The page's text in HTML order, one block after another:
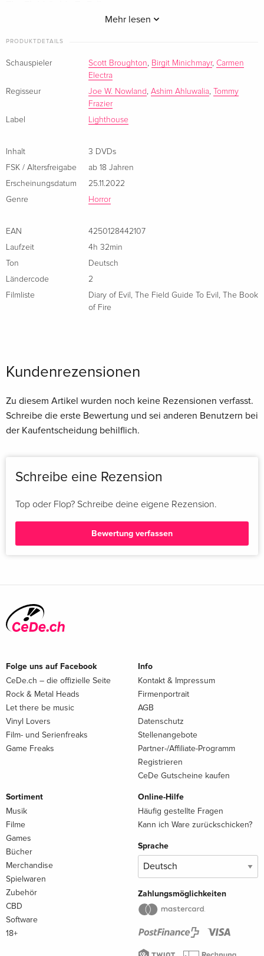
Mehr lesen
Anthologie-Horror mit acht eigenständigen
The Book of Fire
Das magische Buch des Feuers entfesselt einen gefährlichen
Fluch, der die junge Nina und ihre Welt bedroht.
PRODUKTDETAILS
Schauspieler Scott Broughton, Birgit Minichmayr, Carmen
Electra
Regisseur
Joe W. Nowland , Ashim Ahluwalia,
Tommy
Frazier
Label
Lighthouse
Inhalt
3 DVDs
FSK / Altersfreigabe
ab 18 Jahren
Erscheinungsdatum
25.11.2022
Genre
Horror
EAN
4250128442107
Laufzeit
4h 32min
Ton
Deutsch
Ländercode
2
Filmliste
Diary of Evil , The Field Guide To Evil ,
The Book
of Fire
Kundenrezensionen
Zu diesem Artikel wurden noch keine Rezensionen verfasst.
Schreibe die erste Bewertung und sei anderen Benutzern bei
der Kaufentscheidung behilflich.
Schreibe eine Rezension
Top oder Flop? Schreibe deine eigene Rezension.
Bewertung verfassen
Folge uns auf Facebook
CeDe.ch – die offizielle Seite
Rock & Metal Heads
Let there be music
Vinyl Lovers
Film- und Serienfreaks
Game Freaks
Info
Kontakt & Impressum
Firmenportrait
AGB
Datenschutz
Stellenangebote
Partner-/Affiliate-Programm
Registrieren
CeDe Gutscheine kaufen
Sortiment
Musik
Filme
Games
Bücher
Merchandise
Spielwaren
Zubehör
CBD
Software
18+
Online-Hilfe
Häufig gestellte Fragen
Kann ich Ware zurückschicken?
Sprache
Zahlungsmöglichkeiten